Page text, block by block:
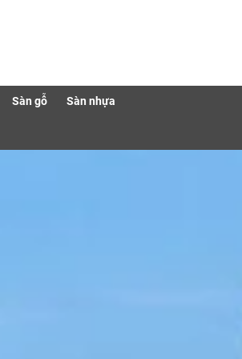
Sàn gỗ Sàn nhựa
Tải sản phẩm/Công trình/Catalogue